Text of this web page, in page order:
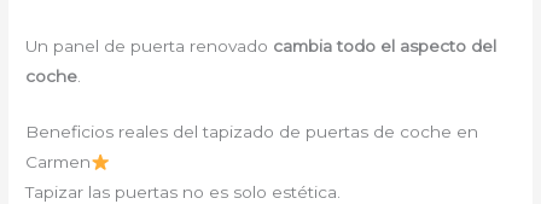
Un panel de puerta renovado cambia todo el aspecto del
coche
Beneficios reales del tapizado de puertas de coche en
Carmen
Tapizar las puertas no es solo estética.